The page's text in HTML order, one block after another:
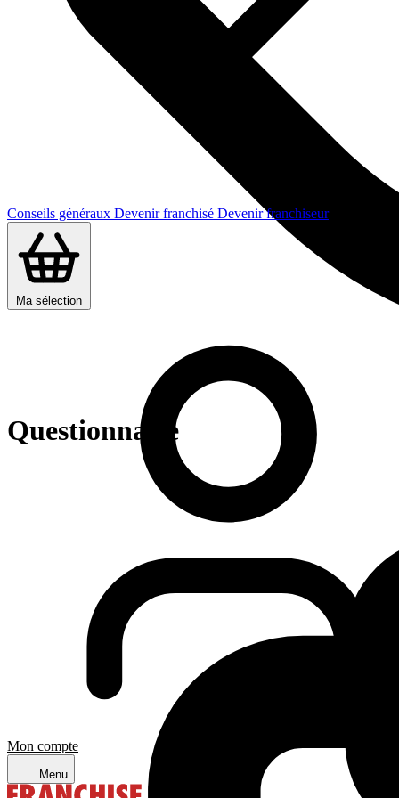
Conseils généraux Devenir franchisé Devenir franchiseur
Ma sélection
Mon compte
Menu
Questionnaire